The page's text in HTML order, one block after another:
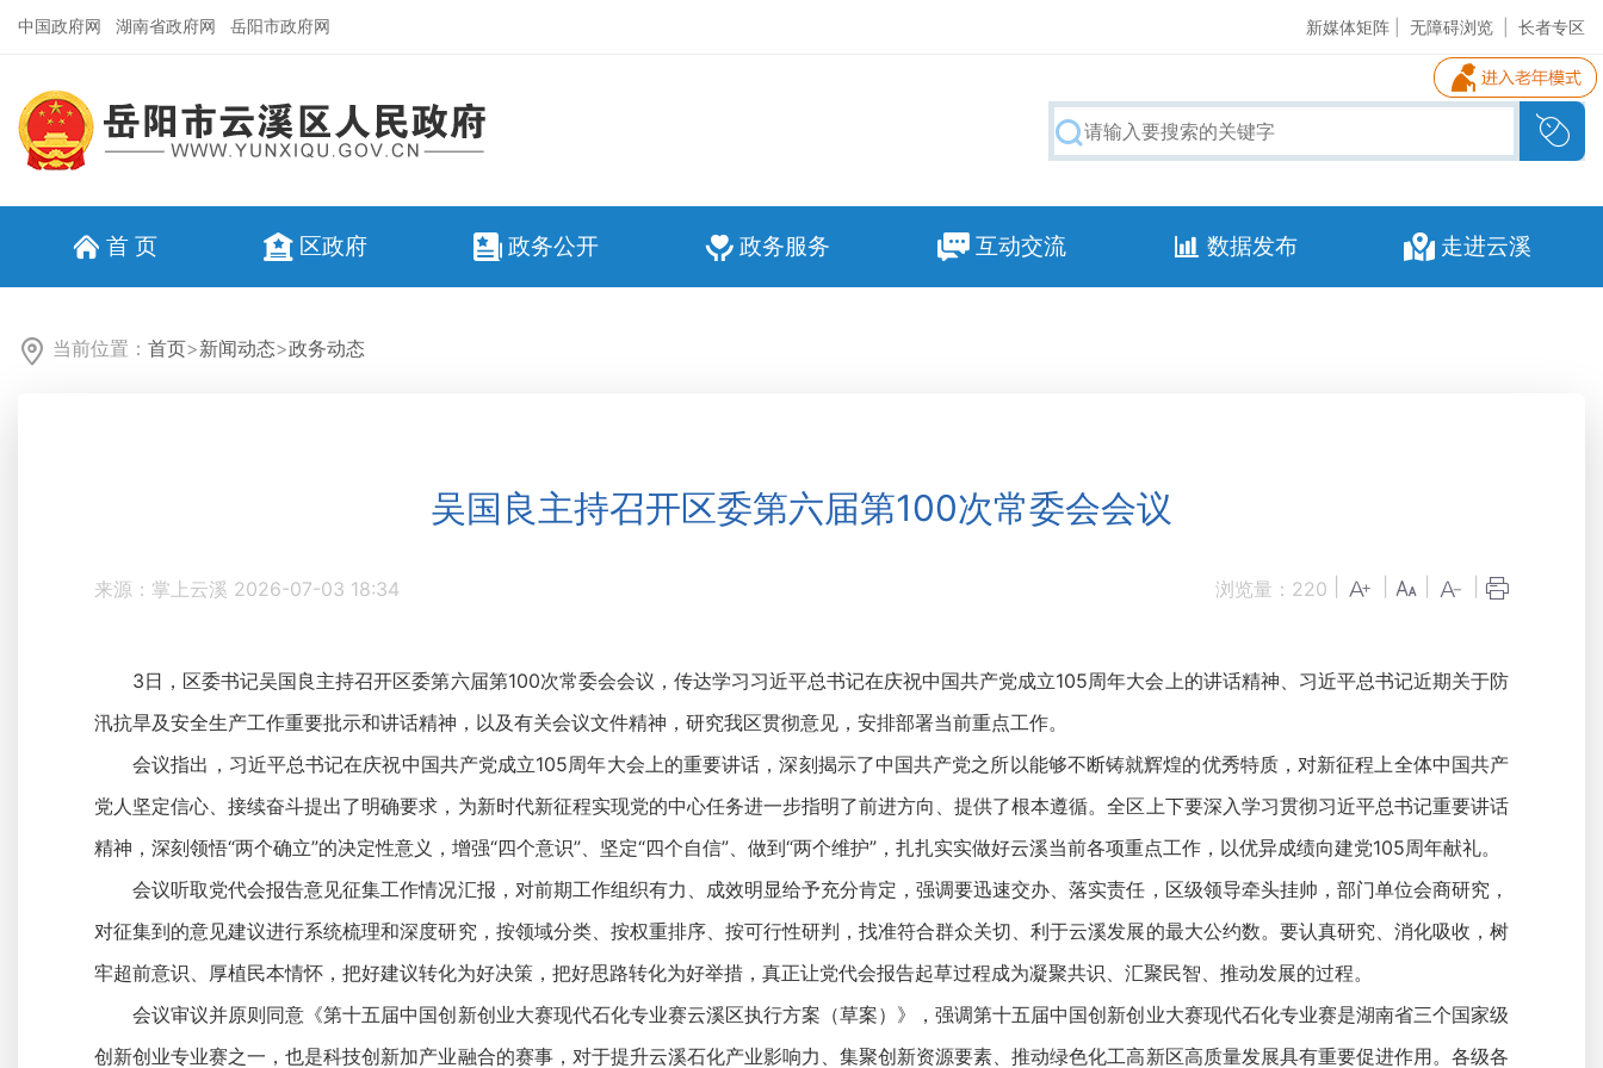
中国政府网 湖南省政府网 岳阳市政府网 新媒体矩阵 无障碍浏览 长者专区
首 页 区政府 政务公开 政务服务 互动交流 数据发布 走进云溪
当前位置： 首页>新闻动态>政务动态
吴国良主持召开区委第六届第100次常委会会议
来源：掌上云溪 2026-07-03 18:34 浏览量： 220
3日，区委书记吴国良主持召开区委第六届第100次常委会会议，传达学习习近平总书记在庆祝中国共产党成立105周年大会上的讲话精神、习近平总书记近期关于防
汛抗旱及安全生产工作重要批示和讲话精神，以及有关会议文件精神，研究我区贯彻意见，安排部署当前重点工作。
会议指出，习近平总书记在庆祝中国共产党成立105周年大会上的重要讲话，深刻揭示了中国共产党之所以能够不断铸就辉煌的优秀特质，对新征程上全体中国共产
党人坚定信心、接续奋斗提出了明确要求，为新时代新征程实现党的中心任务进一步指明了前进方向、提供了根本遵循。全区上下要深入学习贯彻习近平总书记重要讲话
精神，深刻领悟“两个确立”的决定性意义，增强“四个意识”、坚定“四个自信”、做到“两个维护”，扎扎实实做好云溪当前各项重点工作，以优异成绩向建党105周年献礼。
会议听取党代会报告意见征集工作情况汇报，对前期工作组织有力、成效明显给予充分肯定，强调要迅速交办、落实责任，区级领导牵头挂帅，部门单位会商研究，
对征集到的意见建议进行系统梳理和深度研究，按领域分类、按权重排序、按可行性研判，找准符合群众关切、利于云溪发展的最大公约数。要认真研究、消化吸收，树
牢超前意识、厚植民本情怀，把好建议转化为好决策，把好思路转化为好举措，真正让党代会报告起草过程成为凝聚共识、汇聚民智、推动发展的过程。
会议审议并原则同意《第十五届中国创新创业大赛现代石化专业赛云溪区执行方案（草案）》，强调第十五届中国创新创业大赛现代石化专业赛是湖南省三个国家级
创新创业专业赛之一，也是科技创新加产业融合的赛事，对于提升云溪石化产业影响力、集聚创新资源要素、推动绿色化工高新区高质量发展具有重要促进作用。各级各